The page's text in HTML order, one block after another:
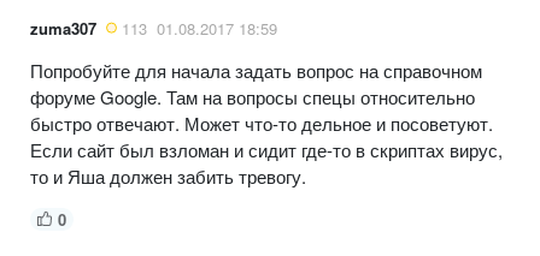
zuma307 113 01.08.2017 18:59
Попробуйте для начала задать вопрос на справочном
форуме Google. Там на вопросы спецы относительно
быстро отвечают. Может что-то дельное и посоветуют.
Если сайт был взломан и сидит где-то в скриптах вирус,
то и Яша должен забить тревогу.
0